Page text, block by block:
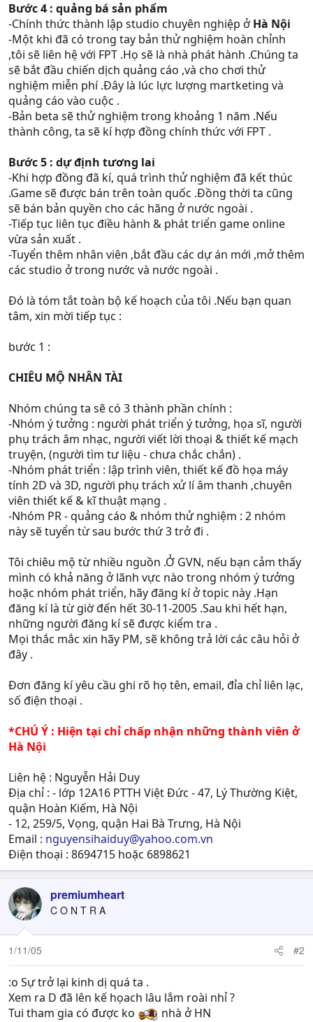
Bước 4 : quảng bá sản phẩm
-Chính thức thành lập studio chuyên nghiệp ởHà Nội
-Một khi đã có trong tay bản thử nghiệm hoàn chỉnh
,tôi sẽ liên hệ với FPT .Họ sẽ là nhà phát hành .Chúng ta
sẽ bắt đầu chiến dịch quảng cáo ,và cho chơi thử
nghiệm miễn phí .Đây là lúc lực lượng martketing và
quảng cáo vào cuộc .
-Bản beta sẽ thử nghiệm trong khoảng 1 năm .Nếu
thành công, ta sẽ kí hợp đồng chính thức với FPT .
Bước 5 : dự định tương lai
-Khi hợp đồng đã kí, quá trình thử nghiệm đã kết thúc
.Game sẽ được bán trên toàn quốc .Đồng thời ta cũng
sẽ bán bản quyền cho các hãng ở nước ngoài .
-Tiếp tục liên tục điều hành & phát triển game online
vừa sản xuất .
-Tuyển thêm nhân viên ,bắt đầu các dự án mới ,mở thêm
các studio ở trong nước và nước ngoài .
Đó là tóm tắt toàn bộ kế hoạch của tôi .Nếu bạn quan
tâm, xin mời tiếp tục :
bước 1 :
CHIÊU MỘ NHÂN TÀI
Nhóm chúng ta sẽ có 3 thành phần chính :
-Nhóm ý tưởng : người phát triển ý tưởng, họa sĩ, người
phụ trách âm nhạc, người viết lời thoại & thiết kế mạch
truyện, (người tìm tư liệu - chưa chắc chắn) .
-Nhóm phát triển : lập trình viên, thiết kế đồ họa máy
tính 2D và 3D, người phụ trách xử lí âm thanh ,chuyên
viên thiết kế & kĩ thuật mạng .
-Nhóm PR - quảng cáo & nhóm thử nghiệm : 2 nhóm
này sẽ tuyển từ sau bước thứ 3 trở đi .
Tôi chiêu mộ từ nhiều nguồn .Ở GVN, nếu bạn cảm thấy
mình có khả năng ở lãnh vực nào trong nhóm ý tưởng
hoặc nhóm phát triển, hãy đăng kí ở topic này .Hạn
đăng kí là từ giờ đến hết 30-11-2005 .Sau khi hết hạn,
những người đăng kí sẽ được kiểm tra .
Mọi thắc mắc xin hãy PM, sẽ không trả lời các câu hỏi ở
đây .
Đơn đăng kí yêu cầu ghi rõ họ tên, email, đỉa chỉ liên lạc,
số điện thoại .
*CHÚ Ý : Hiện tại chỉ chấp nhận những thành viên ở
Hà Nội
Liên hệ : Nguyễn Hải Duy
Địa chỉ : - lớp 12A16 PTTH Việt Đức - 47, Lý Thường Kiệt,
quận Hoàn Kiếm, Hà Nội
- 12, 259/5, Vọng, quận Hai Bà Trưng, Hà Nội
Email : nguyensihaiduy@yahoo.com.vn
Điện thoại : 8694715 hoặc 6898621
premiumheart
C O N T R A
1/11/05 #2
:o Sự trở lại kinh dị quá ta .
Xem ra D đã lên kế họach lâu lắm roài nhỉ ?
Tui tham gia có được ko
nhà ở HN